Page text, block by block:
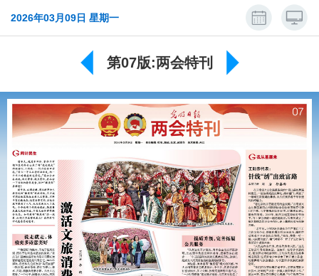
2026年03月09日 星期一
第07版:两会特刊